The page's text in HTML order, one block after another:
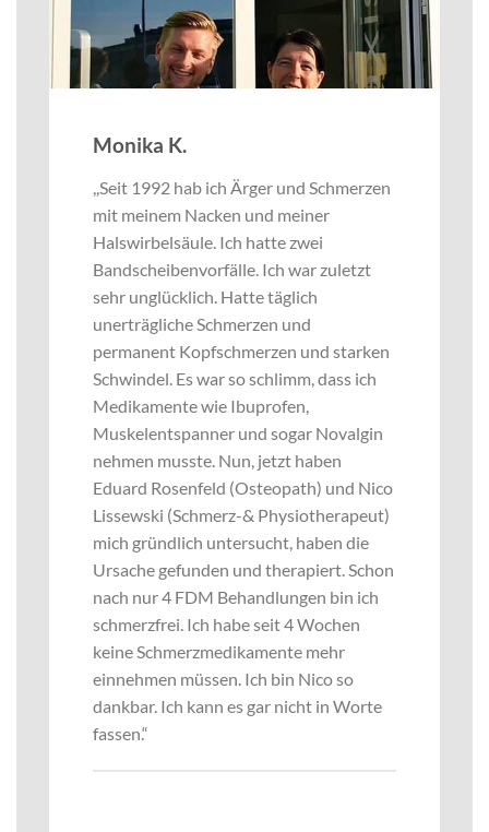
Monika K.
,,Seit 1992 hab ich Ärger und Schmerzen
mit meinem Nacken und meiner
Halswirbelsäule. Ich hatte zwei
Bandscheibenvorfälle. Ich war zuletzt
sehr unglücklich. Hatte täglich
unerträgliche Schmerzen und
permanent Kopfschmerzen und starken
Schwindel. Es war so schlimm, dass ich
Medikamente wie Ibuprofen,
Muskelentspanner und sogar Novalgin
nehmen musste. Nun, jetzt haben
Eduard Rosenfeld (Osteopath) und Nico
Lissewski (Schmerz-& Physiotherapeut)
mich gründlich untersucht, haben die
Ursache gefunden und therapiert. Schon
nach nur 4 FDM Behandlungen bin ich
schmerzfrei. Ich habe seit 4 Wochen
keine Schmerzmedikamente mehr
einnehmen müssen. Ich bin Nico so
dankbar. Ich kann es gar nicht in Worte
fassen.“